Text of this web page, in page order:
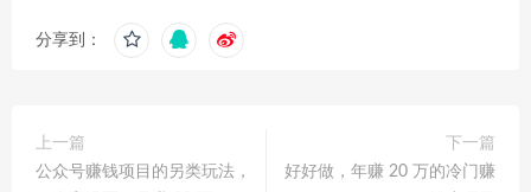
分享到：
上一篇
公众号赚钱项目的另类玩法，
下一篇
好好做，年赚 20 万的冷门赚